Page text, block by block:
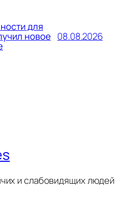
для
новое 08.08.2026
и слабовидящих людей